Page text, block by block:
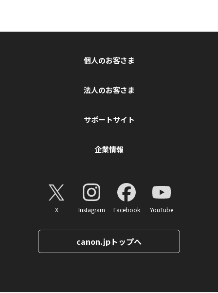
個人のお客さま
法人のお客さま
サポートサイト
企業情報
X Instagram Facebook YouTube
canon.jpトップへ